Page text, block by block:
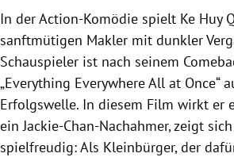
In der Action-Komödie spielt Ke Huy
sanftmütigen Makler mit dunkler
Schauspieler ist nach seinem
„Everything Everywhere All at Once“
Erfolgswelle. In diesem Film wirkt er
ein Jackie-Chan-Nachahmer, zeigt
spielfreudig: Als Kleinbürger, der